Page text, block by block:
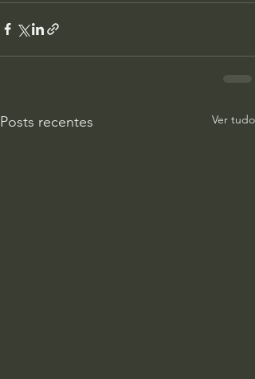
Posts recentes Ver tudo